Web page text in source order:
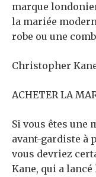
marque
la mariée
robe ou une
Christopher
ACHETER LA
Si vous êtes une
avant-gardiste à
vous devriez
Kane, qui a